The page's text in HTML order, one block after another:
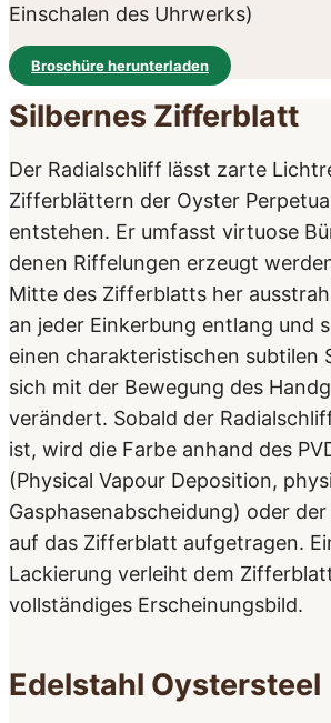
Einschalen des Uhrwerks)
Broschüre herunterladen
Silbernes Zifferblatt
Der Radialschliff lässt zarte
Zifferblättern der Oyster
entstehen. Er umfasst virtuose
denen Riffelungen erzeugt
Mitte des Zifferblatts her
an jeder Einkerbung entlang und
einen charakteristischen subtilen
sich mit der Bewegung des
verändert. Sobald der
ist, wird die Farbe anhand des
(Physical Vapour Deposition,
Gasphasen­abscheidung) oder
auf das Zifferblatt aufgetragen.
Lackierung verleiht dem
vollständiges Erscheinungsbild.
Edelstahl Oystersteel